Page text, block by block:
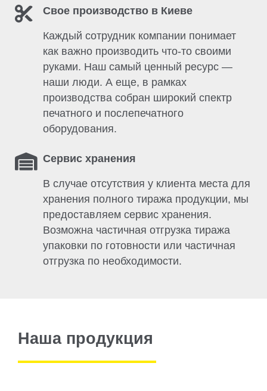
Свое производство в Киеве
Каждый сотрудник компании понимает
как важно производить что-то своими
руками. Наш самый ценный ресурс —
наши люди. А еще, в рамках
производства собран широкий спектр
печатного и послепечатного
оборудования.
Сервис хранения
В случае отсутствия у клиента места для
хранения полного тиража продукции, мы
предоставляем сервис хранения.
Возможна частичная отгрузка тиража
упаковки по готовности или частичная
отгрузка по необходимости.
Наша продукция